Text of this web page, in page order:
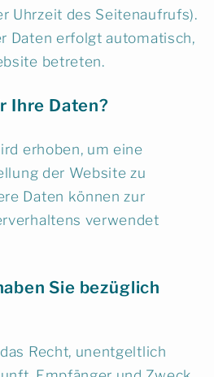
Uhrzeit des Seitenaufrufs).
Daten erfolgt automatisch,
betreten.
Ihre Daten?
erhoben, um eine
der Website zu
Daten können zur
verwendet
Sie bezüglich
Recht, unentgeltlich